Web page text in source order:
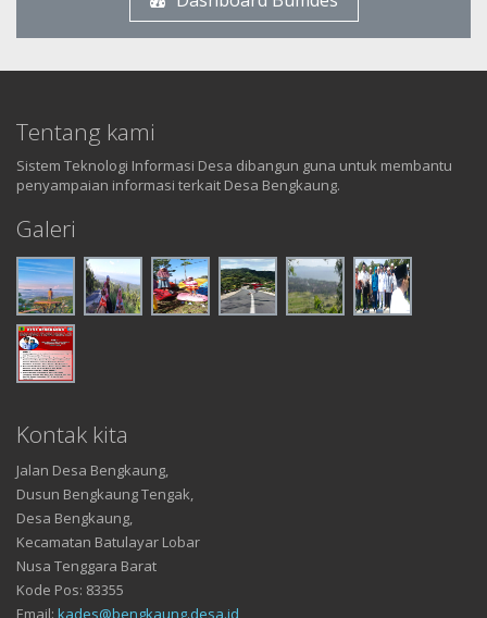
Tentang kami
Sistem Teknologi Informasi Desa dibangun guna untuk membantu
penyampaian informasi terkait Desa Bengkaung.
Galeri
Kontak kita
Jalan Desa Bengkaung,
Dusun Bengkaung Tengak,
Desa Bengkaung,
Kecamatan Batulayar Lobar
Nusa Tenggara Barat
Kode Pos: 83355
Email: kades@bengkaung.desa.id